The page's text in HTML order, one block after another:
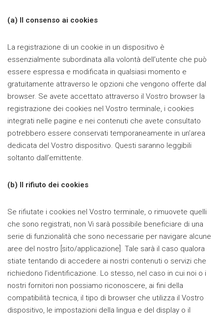
(a) Il consenso ai cookies
La registrazione di un cookie in un dispositivo è
essenzialmente subordinata alla volontà dell’utente che può
essere espressa e modificata in qualsiasi momento e
gratuitamente attraverso le opzioni che vengono offerte dal
browser. Se avete accettato attraverso il Vostro browser la
registrazione dei cookies nel Vostro terminale, i cookies
integrati nelle pagine e nei contenuti che avete consultato
potrebbero essere conservati temporaneamente in un’area
dedicata del Vostro dispositivo. Questi saranno leggibili
soltanto dall’emittente.
(b) Il rifiuto dei cookies
Se rifiutate i cookies nel Vostro terminale, o rimuovete quelli
che sono registrati, non Vi sarà possibile beneficiare di una
serie di funzionalità che sono necessarie per navigare alcune
aree del nostro [sito/applicazione]. Tale sarà il caso qualora
stiate tentando di accedere ai nostri contenuti o servizi che
richiedono l’identificazione. Lo stesso, nel caso in cui noi o i
nostri fornitori non possiamo riconoscere, ai fini della
compatibilità tecnica, il tipo di browser che utilizza il Vostro
dispositivo, le impostazioni della lingua e del display o il